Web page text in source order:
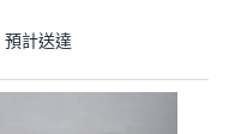
預計送達